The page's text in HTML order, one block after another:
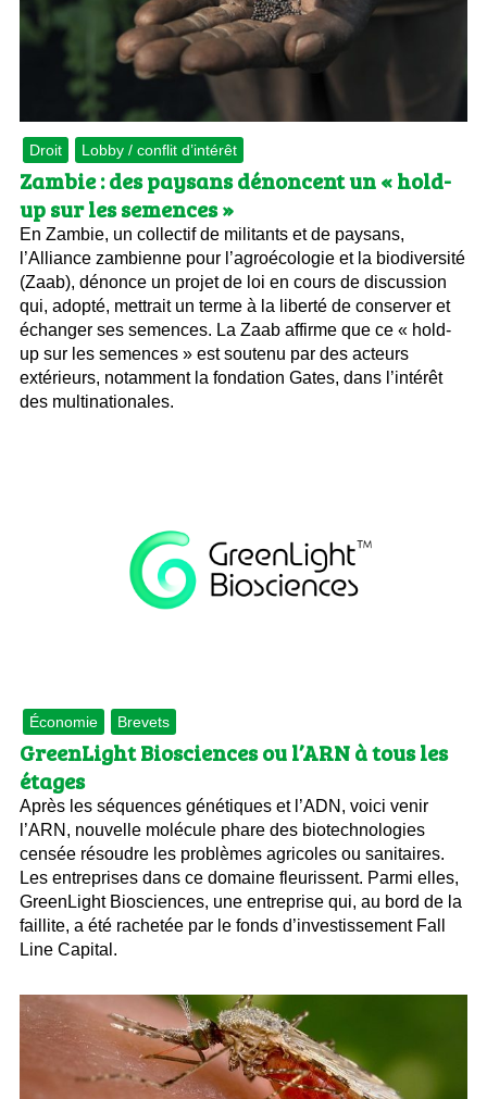
Droit Lobby / conflit d’intérêt
Zambie : des paysans dénoncent un « hold-
up sur les semences »
En Zambie, un collectif de militants et de paysans,
l’Alliance zambienne pour l’agroécologie et la biodiversité
(Zaab), dénonce un projet de loi en cours de discussion
qui, adopté, mettrait un terme à la liberté de conserver et
échanger ses semences. La Zaab affirme que ce « hold-
up sur les semences » est soutenu par des acteurs
extérieurs, notamment la fondation Gates, dans l’intérêt
des multinationales.
Économie Brevets
GreenLight Biosciences ou l’ARN à tous les
étages
Après les séquences génétiques et l’ADN, voici venir
l’ARN, nouvelle molécule phare des biotechnologies
censée résoudre les problèmes agricoles ou sanitaires.
Les entreprises dans ce domaine fleurissent. Parmi elles,
GreenLight Biosciences, une entreprise qui, au bord de la
faillite, a été rachetée par le fonds d’investissement Fall
Line Capital.